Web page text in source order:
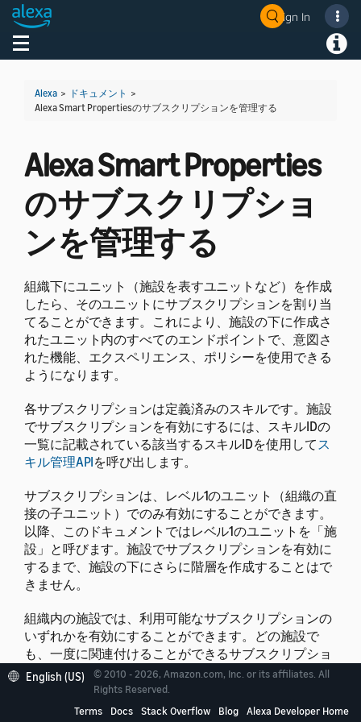
Sign In
Toggle navigation
Alexa > ドキュメント >
Alexa Smart Propertiesのサブスクリプションを管理する
Alexa Smart Properties
のサブスクリプショ
ンを管理する
組織下にユニット（施設を表すユニットなど）を作成
したら、そのユニットにサブスクリプションを割り当
てることができます。これにより、施設の下に作成さ
れたユニット内のすべてのエンドポイントで、意図さ
れた機能、エクスペリエンス、ポリシーを使用できる
ようになります。
各サブスクリプションは定義済みのスキルです。施設
でサブスクリプションを有効にするには、スキルIDの
一覧に記載されている該当するスキルIDを使用してス
キル管理APIを呼び出します。
サブスクリプションは、レベル1のユニット（組織の直
接の子ユニット）でのみ有効にすることができます。
以降、このドキュメントではレベル1のユニットを「施
設」と呼びます。施設でサブスクリプションを有効に
するまで、施設の下にさらに階層を作成することはで
きません。
組織内の施設では、利用可能なサブスクリプションの
いずれかを有効にすることができます。どの施設で
も、一度に関連付けることができるサブスクリプショ
ンは1つのみです。施設の下に後から作成されたすべて
のユニットには、同じサブスクリプションが自動的に
適用されます。すべてのサブスクリプションを削除す
English (US)
© 2010 - 2026, Amazon.com, Inc. or its affiliates. All
Rights Reserved.
Terms
Docs Stack Overflow Blog Alexa Developer Home
Welcome! Ask the DevAssistant